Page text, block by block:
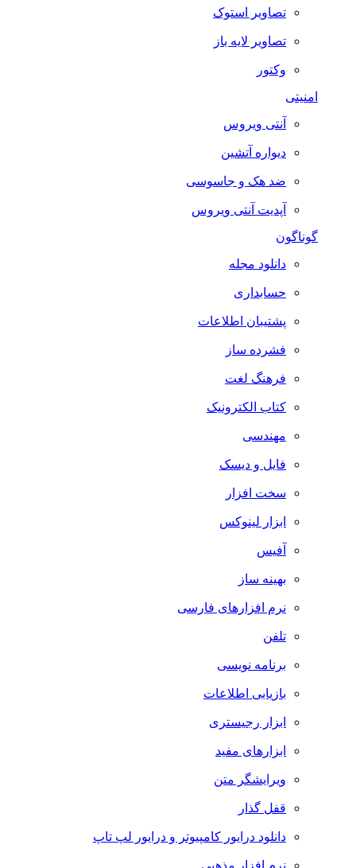
تصاویر استوک
تصاویر لایه باز
وکتور
امنیتی
آنتی ویروس
دیواره آتشین
ضد هک و جاسوسی
آپدیت آنتی ویروس
گوناگون
دانلود مجله
حسابداری
پشتیبان اطلاعات
فشرده ساز
فرهنگ لغت
کتاب الکترونیک
مهندسی
فایل و دیسک
سخت افزار
ابزار لینوکس
آفیس
بهینه ساز
نرم افزارهای فارسی
تلفن
برنامه نویسی
بازیابی اطلاعات
ابزار رجیستری
ابزارهای مفید
ویرایشگر متن
قفل گذار
دانلود درایور کامپیوتر و درایور لپ تاپ
نرم افزار مذهبی